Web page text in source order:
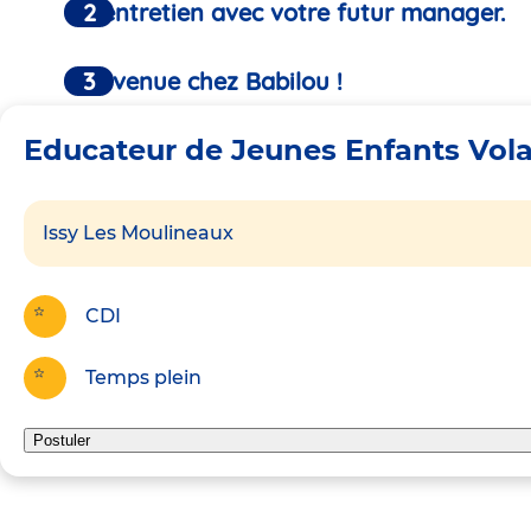
Un entretien avec votre futur manager.
Bienvenue chez Babilou !
Educateur de Jeunes Enfants
Issy Les Moulineaux
CDI
Temps plein
Postuler